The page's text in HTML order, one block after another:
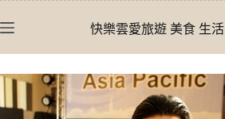
至
內
容
快樂雲愛旅遊 美食 生活